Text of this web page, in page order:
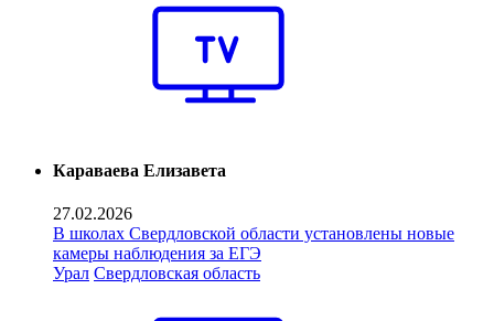
Караваева Елизавета
27.02.2026
В школах Свердловской области установлены новые
камеры наблюдения за ЕГЭ
Урал Свердловская область